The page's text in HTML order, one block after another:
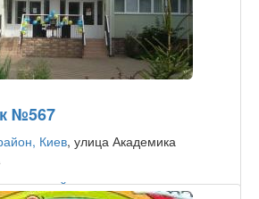
№567
Киев, улица Академика